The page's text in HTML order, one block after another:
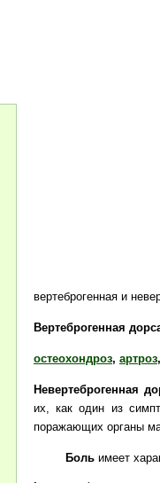
вертеброгенная и
Вертеброгенная
остеохондроз, артроз
Невертеброгенная
их, как один из
поражающих органы
Боль имеет